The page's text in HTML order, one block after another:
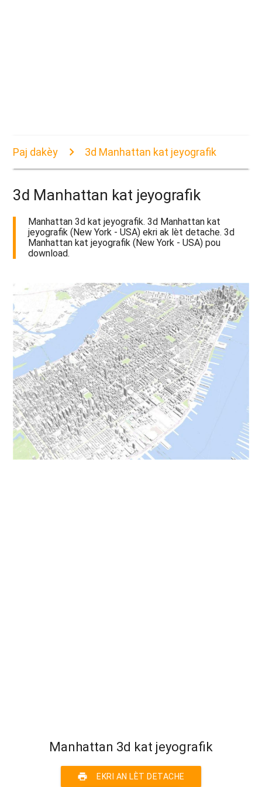
Paj dakèy 3d Manhattan kat jeyografik
3d Manhattan kat jeyografik
Manhattan 3d kat jeyografik. 3d Manhattan kat
jeyografik (New York - USA) ekri ak lèt detache. 3d
Manhattan kat jeyografik (New York - USA) pou
download.
Manhattan 3d kat jeyografik
print EKRI AN LÈT DETACHE